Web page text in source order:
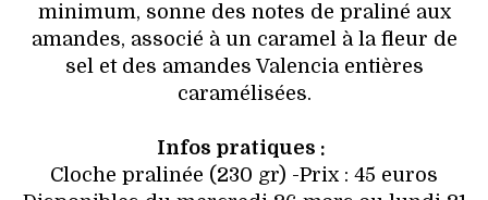
minimum, sonne des notes de praliné aux
amandes, associé à un caramel à la fleur de
sel et des amandes Valencia entières
caramélisées.
Infos pratiques :
Cloche pralinée (230 gr) -Prix : 45 euros